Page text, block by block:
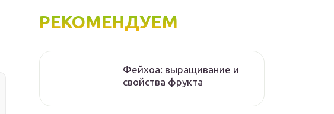
РЕКОМЕНДУЕМ
Фейхоа: выращивание и
свойства фрукта